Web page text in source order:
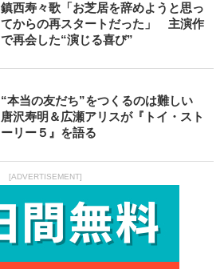
鎮西寿々歌「お芝居を辞めようと思っ
てからの再スタートだった」 主演作
で再会した“演じる喜び”
“本当の友だち”をつくるのは難しい
唐沢寿明＆広瀬アリスが『トイ・スト
ーリー５』を語る
[ADVERTISEMENT]